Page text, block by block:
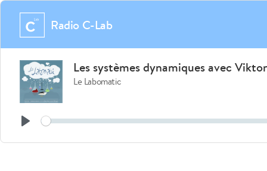
Radio C-Lab
Les systèmes dynamiques avec
Le Labomatic
Play